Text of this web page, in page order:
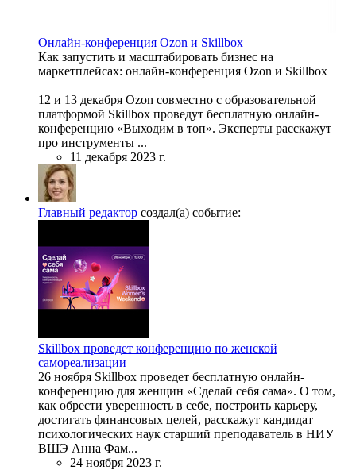
Онлайн-конференция Ozon и Skillbox
Как запустить и масштабировать бизнес на
маркетплейсах: онлайн-конференция Ozon и Skillbox
12 и 13 декабря Ozon совместно с образовательной
платформой Skillbox проведут бесплатную онлайн-
конференцию «Выходим в топ». Эксперты расскажут
про инструменты ...
11 декабря 2023 г.
Главный редактор создал(а) событие:
Skillbox проведет конференцию по женской
самореализации
26 ноября Skillbox проведет бесплатную онлайн-
конференцию для женщин «Сделай себя сама». О том,
как обрести уверенность в себе, построить карьеру,
достигать финансовых целей, расскажут кандидат
психологических наук старший преподаватель в НИУ
ВШЭ Анна Фам...
24 ноября 2023 г.